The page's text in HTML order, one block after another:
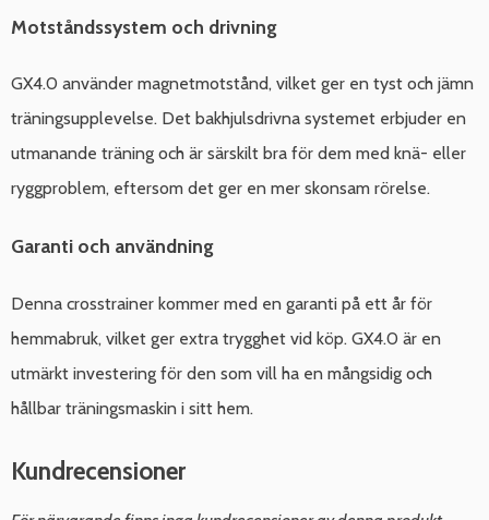
Motståndssystem och drivning
GX4.0 använder magnetmotstånd, vilket ger en tyst och jämn
träningsupplevelse. Det bakhjulsdrivna systemet erbjuder en
utmanande träning och är särskilt bra för dem med knä- eller
ryggproblem, eftersom det ger en mer skonsam rörelse.
Garanti och användning
Denna crosstrainer kommer med en garanti på ett år för
hemmabruk, vilket ger extra trygghet vid köp. GX4.0 är en
utmärkt investering för den som vill ha en mångsidig och
hållbar träningsmaskin i sitt hem.
Kundrecensioner